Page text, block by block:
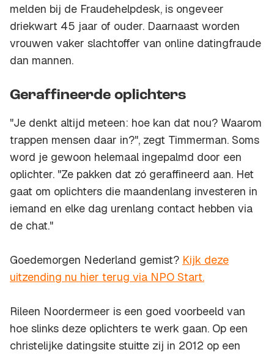
melden bij de Fraudehelpdesk, is ongeveer
driekwart 45 jaar of ouder. Daarnaast worden
vrouwen vaker slachtoffer van online datingfraude
dan mannen.
Geraffineerde oplichters
"Je denkt altijd meteen: hoe kan dat nou? Waarom
trappen mensen daar in?", zegt Timmerman. Soms
word je gewoon helemaal ingepalmd door een
oplichter. "Ze pakken dat zó geraffineerd aan. Het
gaat om oplichters die maandenlang investeren in
iemand en elke dag urenlang contact hebben via
de chat."
Goedemorgen Nederland gemist? Kijk deze
uitzending nu hier terug via NPO Start.
Rileen Noordermeer is een goed voorbeeld van
hoe slinks deze oplichters te werk gaan. Op een
christelijke datingsite stuitte zij in 2012 op een